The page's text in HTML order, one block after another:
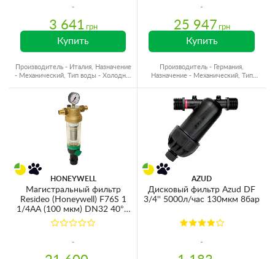
3 641 грн
Купить
Производитель - Италия, Назначение
- Механический, Тип воды - Холодная
25 947 грн
Купить
Производитель - Германия,
Назначение - Механический, Тип
HONEYWELL
Магистральный фильтр
Resideo (Honeywell) F76S 1
1/4AA (100 мкм) DN32 40°C
16bar
AZUD
Дисковый фильтр Azud DF
3/4'' 5000л/час 130мкм 8бар